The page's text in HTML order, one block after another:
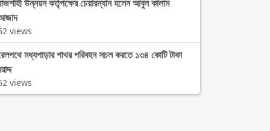
উন্নয়ন কর্তৃপক্ষের চেয়ারম্যান হলেন আবুল কালাম
views
মধ্যপাড়ার পাথর পরিবহন সচল করতে ১৩৪ কোটি টাকা
views